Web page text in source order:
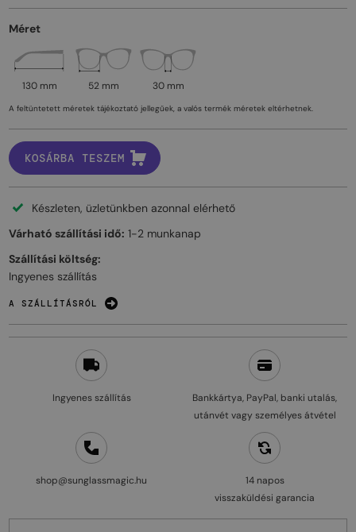
Ingyenes szállítás
Bankkártya, PayPal, banki utalás,
utánvét vagy személyes átvétel
shop@sunglassmagic.hu
14 napos
visszaküldési garancia
Méret
130 mm 52 mm 30 mm
A feltüntetett méretek tájékoztató jellegűek, a valós termék méretek eltérhetnek.
KOSÁRBA TESZEM
Készleten, üzletünkben azonnal elérhető
Várható szállítási idő: 1-2 munkanap
Szállítási költség:
Ingyenes szállítás
A SZÁLLÍTÁSRÓL